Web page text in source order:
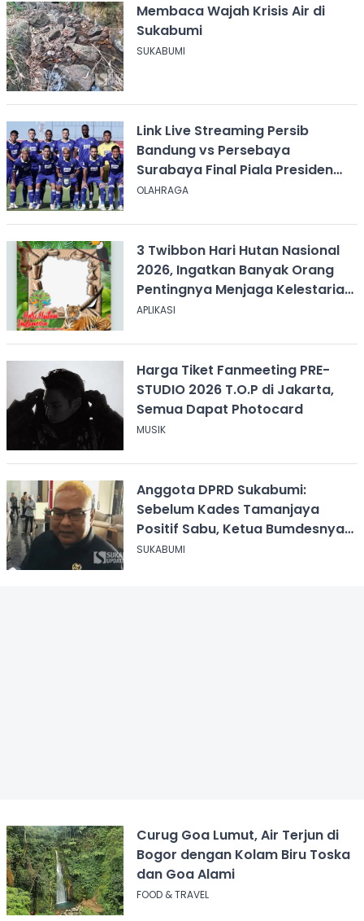
Membaca Wajah Krisis Air di
Sukabumi
SUKABUMI
Link Live Streaming Persib
Bandung vs Persebaya
Surabaya Final Piala Presiden
2026, Kick-off Pukul 20.00 WIB
OLAHRAGA
3 Twibbon Hari Hutan Nasional
2026, Ingatkan Banyak Orang
Pentingnya Menjaga Kelestarian
Hutan
APLIKASI
Harga Tiket Fanmeeting PRE-
STUDIO 2026 T.O.P di Jakarta,
Semua Dapat Photocard
MUSIK
Anggota DPRD Sukabumi:
Sebelum Kades Tamanjaya
Positif Sabu, Ketua Bumdesnya
Juga Terjerat Dugaan Narkoba
SUKABUMI
Curug Goa Lumut, Air Terjun di
Bogor dengan Kolam Biru Toska
dan Goa Alami
FOOD & TRAVEL